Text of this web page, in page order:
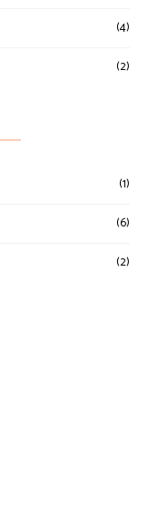
(4)
(2)
(1)
(6)
(2)